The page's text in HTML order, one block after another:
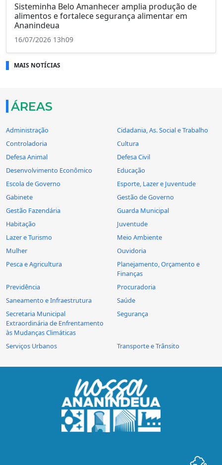
Sisteminha Belo Amanhecer amplia produção de
alimentos e fortalece segurança alimentar em
Ananindeua
16/07/2026 13h09
MAIS NOTÍCIAS
ÁREAS
Administração
Cidadania, As. Social e Trabalho
Controladoria
Cultura
Defesa Animal
Defesa Civil
Desenvolvimento Econômico
Educação
Escola de Governo
Esporte, Lazer e Juventude
Gabinete
Gestão de Governo
Gestão Fazendária
Guarda Municipal
Habitação
Juventude
Lazer e Turismo
Meio Ambiente
Mulher
Ouvidoria
Pesca e Agricultura
Planejamento, Orçamento e
Finanças
Previdência
Procuradoria
Saneamento e Infraestrutura
Saúde
Secretaria Municipal
Extraordinária de Enfrentamento
às Mudanças Climáticas
Segurança
Serviços Urbanos Transporte e Trânsito